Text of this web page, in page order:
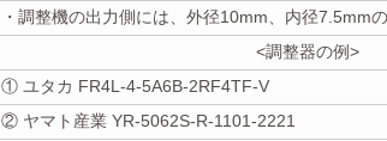
・調整機の出力側には、外径10mm、内径7.5mm
<調整器の例>
① ユタカ FR4L-4-5A6B-2RF4TF-V
② ヤマト産業 YR-5062S-R-1101-2221